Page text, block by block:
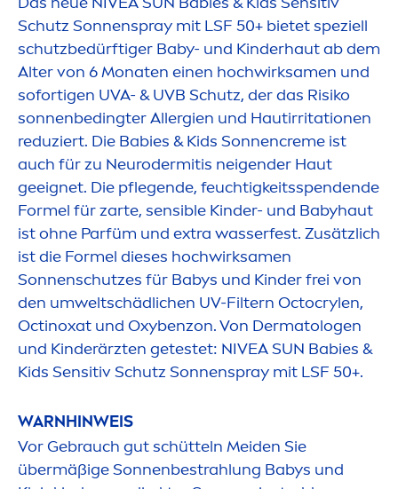
Schutz Sonnenspray mit LSF 50+ bietet speziell
schutzbedürftiger Baby- und Kinderhaut ab dem
Alter von 6 Monaten einen hochwirksamen und
sofortigen UVA- & UVB Schutz, der das Risiko
sonnenbedingter Allergien und Hautirritationen
reduziert. Die Babies & Kids Sonnencreme ist
auch für zu Neurodermitis neigender Haut
geeignet. Die pflegende, feuchtigkeitsspendende
Formel für zarte, sensible Kinder- und Babyhaut
ist ohne Parfüm und extra wasserfest. Zusätzlich
ist die Formel dieses hochwirksamen
Sonnenschutzes für Babys und Kinder frei von
den umweltschädlichen UV-Filtern Octocrylen,
Octinoxat und Oxybenzon. Von Dermatologen
und Kinderärzten getestet: NIVEASUN Babies &
Kids Sensitiv Schutz Sonnenspray mit LSF 50+.
WARNHINWEIS
Vor Gebrauch gut schütteln Meiden Sie
übermäßige Sonnenbestrahlung Babys und